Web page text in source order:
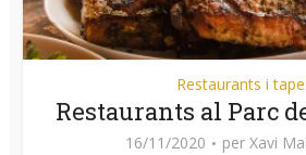
Restaurants i
Restaurants al Parc
16/11/2020 per Xavi